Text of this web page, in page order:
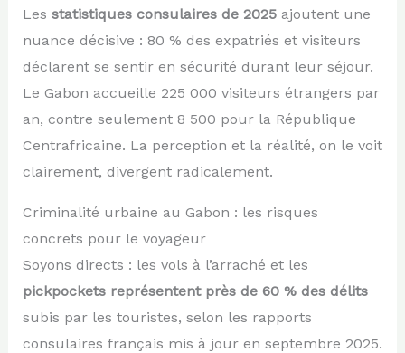
Les statistiques consulaires de 2025ajoutent une
nuance décisive : 80 % des expatriés et visiteurs
déclarent se sentir en sécurité durant leur séjour.
Le Gabon accueille 225 000 visiteurs étrangers par
an, contre seulement 8 500 pour la République
Centrafricaine. La perception et la réalité, on le voit
clairement, divergent radicalement.
Criminalité urbaine au Gabon : les risques
concrets pour le voyageur
Soyons directs : les vols à l’arraché et les
pickpockets représentent près de 60 % des délits
subis par les touristes, selon les rapports
consulaires français mis à jour en septembre 2025.